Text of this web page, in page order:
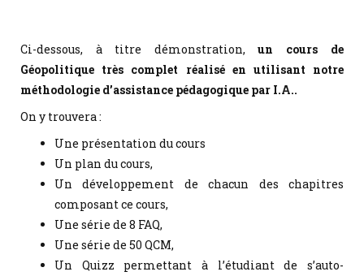
Ci-dessous, à titre démonstration, un cours de
Géopolitique très complet réalisé en utilisant notre
méthodologie d’assistance pédagogique par I.A..
On y trouvera :
Une présentation du cours
Un plan du cours,
Un développement de chacun des chapitres
composant ce cours,
Une série de 8 FAQ,
Une série de 50 QCM,
Un Quizz permettant à l’étudiant de s’auto-